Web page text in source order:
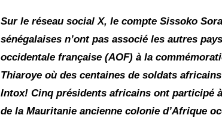
e
b
r
e
2
2
4
Sur le réseau social X, le compte Sissoko
sénégalaises n’ont pas associé les autres
occidentale française (AOF) à la
Thiaroye où des centaines de soldats
Intox! Cinq présidents africains ont participé
de la Mauritanie ancienne colonie d’Afrique